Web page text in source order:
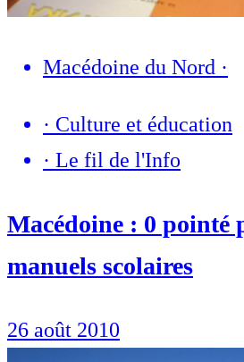
Macédoine du Nord ·
· Culture et éducation
· Le fil de l'Info
Macédoine : 0 pointé
manuels scolaires
26 août 2010